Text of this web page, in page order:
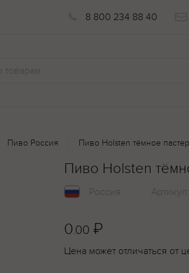
8 800 234 88 40
Пиво Россия Пиво Holsten тёмное
Пиво Holsten
Россия
0.00 ₽
Цена может отличаться от